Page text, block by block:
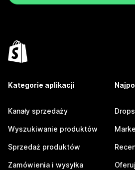
Kategorie aplikacji
Kanały sprzedaży
Wyszukiwanie produktów
Sprzedaż produktów
Zamówienia i wysyłka